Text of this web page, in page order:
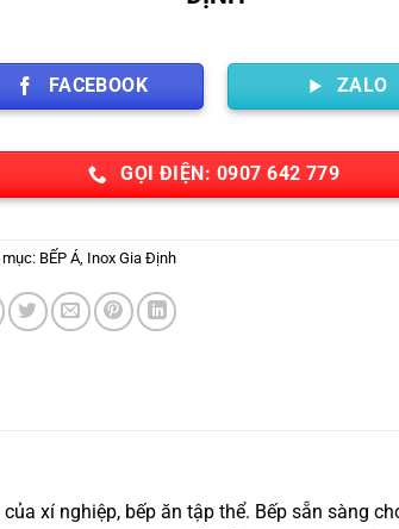
FACEBOOK ZALO
GỌI ĐIỆN: 0907 642 779
mục: BẾP Á, Inox Gia Định
xí nghiệp, bếp ăn tập thể. Bếp sẵn sàng